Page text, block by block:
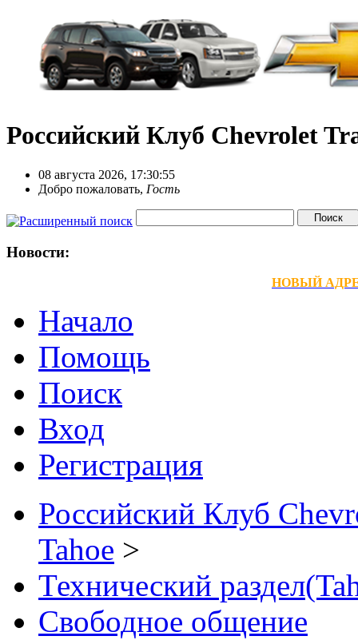
Российский Клуб Chevrolet
08 августа 2026, 17:30:55
Добро пожаловать, Гость
Новости:
НОВЫЙ АДРЕС
Начало
Помощь
Поиск
Вход
Регистрация
Российский Клуб
Tahoe >
Технический
Свободное общение